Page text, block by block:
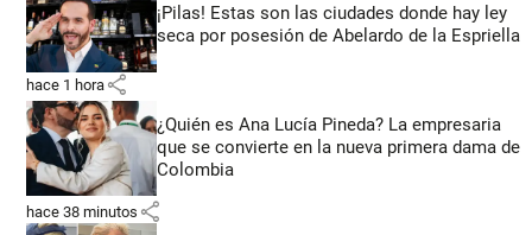
¡Pilas! Estas son las ciudades donde hay ley
seca por posesión de Abelardo de la Espriella
hace 1 hora share
¿Quién es Ana Lucía Pineda? La empresaria
que se convierte en la nueva primera dama de
Colombia
hace 38 minutos share